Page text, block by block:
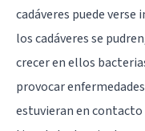
cadáveres puede
los cadáveres se
crecer en ellos
provocar
estuvieran en